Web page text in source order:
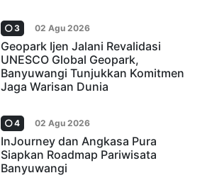
3 02 Agu 2026
Geopark Ijen Jalani Revalidasi
UNESCO Global Geopark,
Banyuwangi Tunjukkan Komitmen
Jaga Warisan Dunia
4 02 Agu 2026
InJourney dan Angkasa Pura
Siapkan Roadmap Pariwisata
Banyuwangi